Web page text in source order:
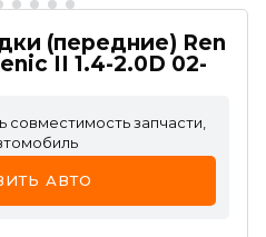
(передние) Ren
II 1.4-2.0D 02-
запчасти,
АВТО